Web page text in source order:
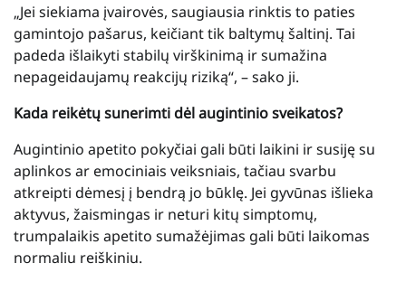
„Jei siekiama įvairovės, saugiausia rinktis to paties
gamintojo pašarus, keičiant tik baltymų šaltinį. Tai
padeda išlaikyti stabilų virškinimą ir sumažina
nepageidaujamų reakcijų riziką“, – sako ji.
Kada reikėtų sunerimti dėl augintinio sveikatos?
Augintinio apetito pokyčiai gali būti laikini ir susiję su
aplinkos ar emociniais veiksniais, tačiau svarbu
atkreipti dėmesį į bendrą jo būklę. Jei gyvūnas išlieka
aktyvus, žaismingas ir neturi kitų simptomų,
trumpalaikis apetito sumažėjimas gali būti laikomas
normaliu reiškiniu.